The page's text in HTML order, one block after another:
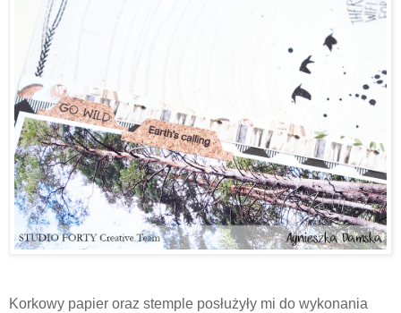
Korkowy papier oraz stemple posłużyły mi do wykonania